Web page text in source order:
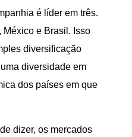
é líder em três.
México e Brasil. Isso
diversificação
diversidade em
dos países em que
dizer, os mercados